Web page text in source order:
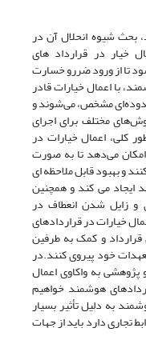
بحث شیوه انحلال آن در
خیار در قرارداد های
تا از ورود ضررو خسارت
با اعمال خیارات قادر
مشخص، می‌شوند و
مختلف برای اجرای
کلی، اعمال خیارات در
می‌دهد تا به صورت
و بهبود قابل ملاحظه ای
ایجاد می کند و همچنین
و زایل شدن انعطاف در
خیارات در قراردادهای
و کمک به طرفین
خود پیروی کنند.در
پژوهشی به واکاوی اعمال
هوشمند خواهیم
به دلیل تأثیر بسیار
تجاری دارد باید از جهات